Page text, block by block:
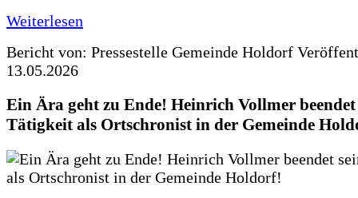
Weiterlesen
Bericht von: Pressestelle Gemeinde Holdorf
13.05.2026
Ein Ära geht zu Ende! Heinrich Vollmer beendet
Tätigkeit als Ortschronist in der Gemeinde